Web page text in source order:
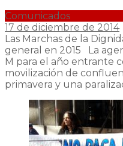
Comunicados
17 de diciembre de 2014
Las Marchas de la
general en 2015 La
M para el año entrante
movilización de
primavera y una